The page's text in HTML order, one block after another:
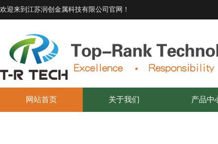
欢迎来到江苏润创金属科技有限公司官网！
网站首页 关于我们 产品中